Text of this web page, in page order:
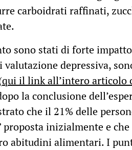
carboidrati raffinati,
sono stati di forte
valutazione depressiva,
qui il link all’intero articolo
la conclusione
che il 21% delle
proposta inizialmente e
abitudini alimentari. I